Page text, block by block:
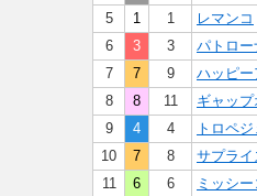
5
1 1 レマンコ
6
3 3 パトロー
7
7 9 ハッピー
8
8 11 ギャッ
9
4 4 トロペ
10
7 8 サプライ
11
6 6 ミッシ